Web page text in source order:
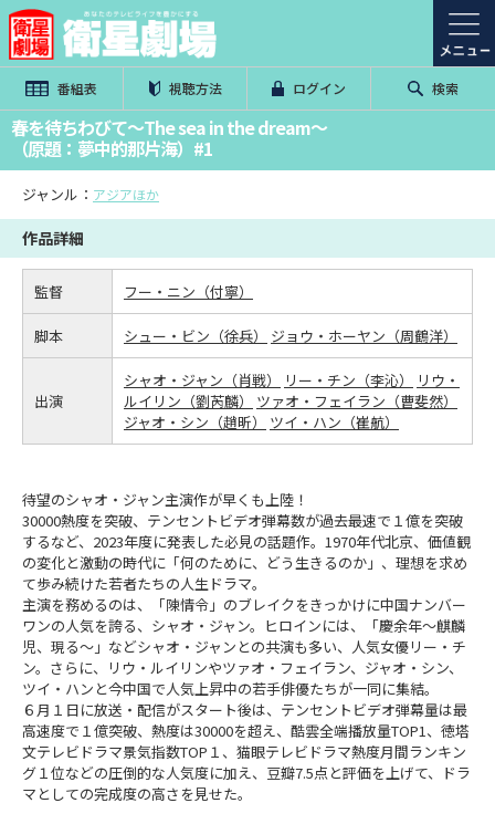
番組表 視聴方法 ログイン 検索
春を待ちわびて～The sea in the dream～
（原題：夢中的那片海）#1
ジャンル： アジアほか
作品詳細
監督 フー・ニン（付寧）
脚本 シュー・ビン（徐兵） ジョウ・ホーヤン（周鶴洋）
出演
シャオ・ジャン（肖戦） リー・チン（李沁）
リウ・
ルイリン（劉芮麟）
ツァオ・フェイラン（曹斐然）
ジャオ・シン（趙昕）
ツイ・ハン（崔航）
待望のシャオ・ジャン主演作が早くも上陸！
30000熱度を突破、テンセントビデオ弾幕数が過去最速で１億を突破
するなど、2023年度に発表した必見の話題作。1970年代北京、価値観
の変化と激動の時代に「何のために、どう生きるのか」、理想を求め
て歩み続けた若者たちの人生ドラマ。
主演を務めるのは、「陳情令」のブレイクをきっかけに中国ナンバー
ワンの人気を誇る、シャオ・ジャン。ヒロインには、「慶余年～麒麟
児、現る～」などシャオ・ジャンとの共演も多い、人気女優リー・チ
ン。さらに、リウ・ルイリンやツァオ・フェイラン、ジャオ・シン、
ツイ・ハンと今中国で人気上昇中の若手俳優たちが一同に集結。
６月１日に放送・配信がスタート後は、テンセントビデオ弾幕量は最
高速度で１億突破、熱度は30000を超え、酷雲全端播放量TOP1、徳塔
文テレビドラマ景気指数TOP１、猫眼テレビドラマ熱度月間ランキン
グ１位などの圧倒的な人気度に加え、豆瓣7.5点と評価を上げて、ドラ
マとしての完成度の高さを見せた。